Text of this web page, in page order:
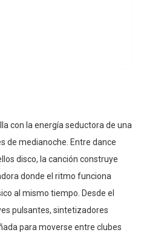
con la energía seductora de una
de medianoche. Entre dance
disco, la canción construye
donde el ritmo funciona
al mismo tiempo. Desde el
pulsantes, sintetizadores
para moverse entre clubes